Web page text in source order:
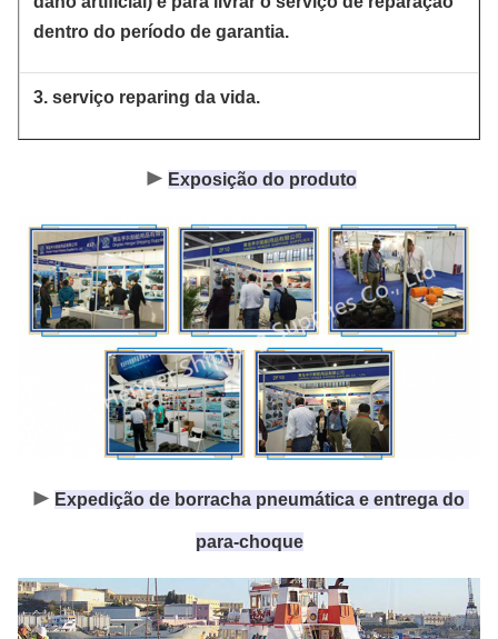
dentro do período de garantia.
3. serviço reparing da vida.
► Exposição do produto
► Expedição de borracha pneumática e entrega do
para-choque